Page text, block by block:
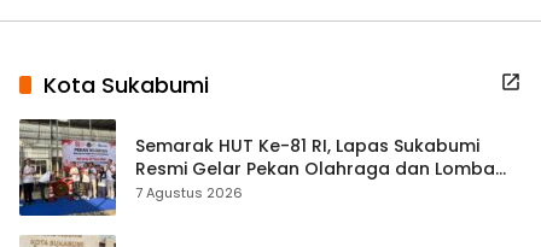
Kota Sukabumi
Semarak HUT Ke-81 RI, Lapas Sukabumi
Resmi Gelar Pekan Olahraga dan Lomba
Tradisional
7 Agustus 2026